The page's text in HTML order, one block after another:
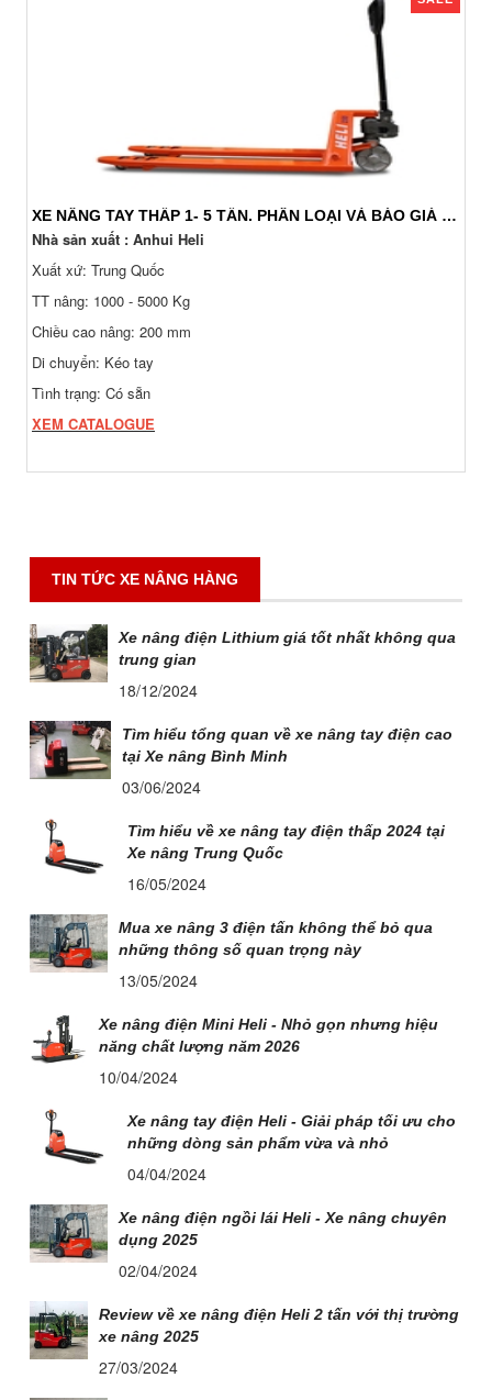
XE NÂNG TAY THẤP 1- 5 TẤN. PHÂN LOẠI VÀ BÁO GIÁ 24/7
Nhà sản xuất : Anhui Heli
Xuất xứ: Trung Quốc
TT nâng: 1000 - 5000 Kg
Chiều cao nâng: 200 mm
Di chuyển: Kéo tay
Tình trạng: Có sẵn
XEM CATALOGUE
TIN TỨC XE NÂNG HÀNG
Xe nâng điện Lithium giá tốt nhất không qua
trung gian
18/12/2024
Tìm hiểu tổng quan về xe nâng tay điện cao
tại Xe nâng Bình Minh
03/06/2024
Tìm hiểu về xe nâng tay điện thấp 2024 tại
Xe nâng Trung Quốc
16/05/2024
Mua xe nâng 3 điện tấn không thể bỏ qua
những thông số quan trọng này
13/05/2024
Xe nâng điện Mini Heli - Nhỏ gọn nhưng hiệu
năng chất lượng năm 2026
10/04/2024
Xe nâng tay điện Heli - Giải pháp tối ưu cho
những dòng sản phẩm vừa và nhỏ
04/04/2024
Xe nâng điện ngồi lái Heli - Xe nâng chuyên
dụng 2025
02/04/2024
Review về xe nâng điện Heli 2 tấn với thị trường
xe nâng 2025
27/03/2024